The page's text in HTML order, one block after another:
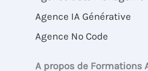
Agence IA Générative
Agence No Code
A propos de Formations